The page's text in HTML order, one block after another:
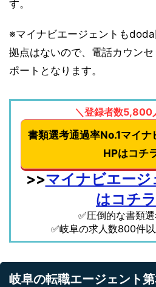
す。
※マイナビエージェントも
拠点はないので、電話カウン
ポートとなります。
＼登録者数5,800
書類選考通過率No.1マイ
HPはコチ
>>マイナビエージ
はコチラ
✅圧倒的な書類
✅岐阜の求人数800件
岐阜の転職エージェント